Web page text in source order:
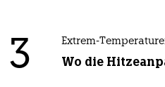
3 Extrem-
Wo die